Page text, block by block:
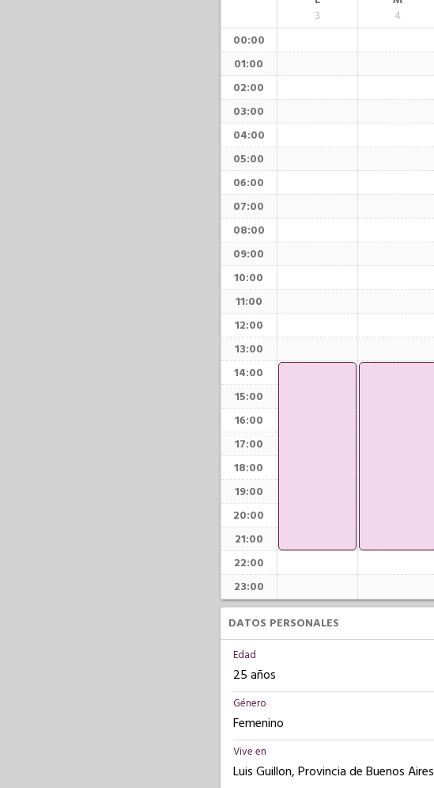
3
4
00:00
01:00
02:00
03:00
04:00
05:00
06:00
07:00
08:00
09:00
10:00
11:00
12:00
13:00
14:00
15:00
16:00
17:00
18:00
19:00
20:00
21:00
22:00
23:00
DATOS PERSONALES
Edad
25 años
Género
Femenino
Vive en
Luis Guillon, Provincia de Buenos Aires